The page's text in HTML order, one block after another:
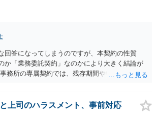
回答になってしまうのですが、本契約の性質
か「業務委託契約」なのかにより大きく結論が
務所の専属契約では、残存期間や報酬額、投下
って当然に適法という意味ではなく、実際の損
性が重要です。 ・違約金に上限がなくても、常
ありません。契約が労働契約に近い実態なら労
上司のハラスメント、事前対応